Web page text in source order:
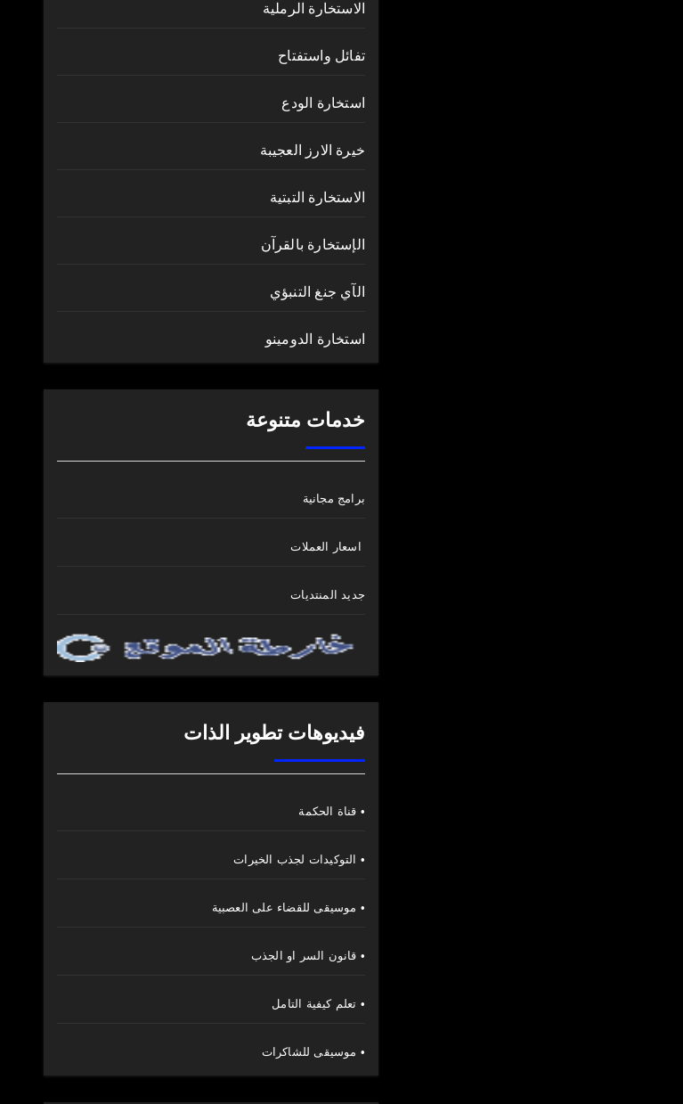
الاستخارة الرملية
تفائل واستفتاح
استخارة الودع
خيرة الارز العجيبة
الاستخارة التبتية
الإستخارة بالقرآن
الآي جنغ التنبؤي
استخارة الدومينو
خدمات متنوعة
برامج مجانية
اسعار العملات
جديد المنتديات
فيديوهات تطوير الذات
• قناة الحكمة
• التوكيدات لجذب الخيرات
• موسيقى للقضاء على العصبية
• قانون السر او الجذب
• تعلم كيفية التامل
• موسيقى للشاكرات